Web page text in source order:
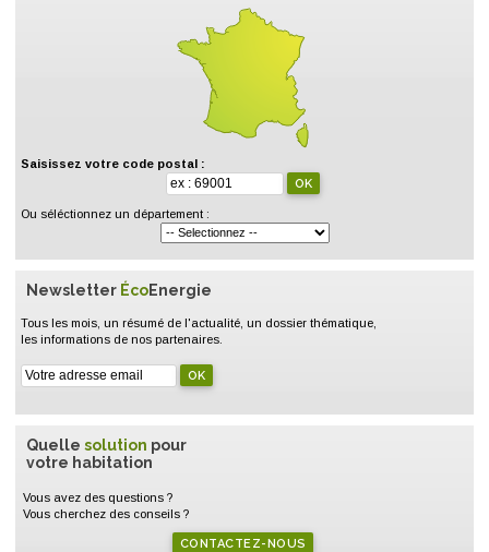
Saisissez votre code postal :
Ou séléctionnez un département :
Newsletter ÉcoEnergie
Tous les mois, un résumé de l'actualité, un dossier thématique,
les informations de nos partenaires.
Quelle solution pour
votre habitation
Vous avez des questions ?
Vous cherchez des conseils ?
CONTACTEZ-NOUS